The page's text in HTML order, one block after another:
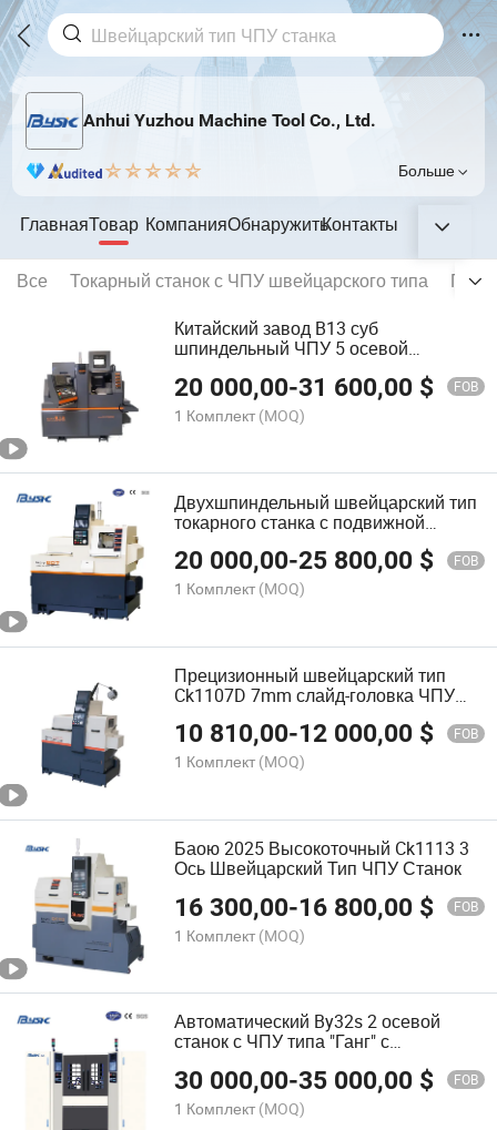
Anhui Yuzhou Machine Tool Co., Ltd.
Больше
ГлавнаяТовар КомпанияОбнаружитьКонтакты
Все Токарный станок с ЧПУ швейцарского типа
Китайский завод B13 суб
шпиндельный ЧПУ 5 осевой
20 000,00-31 600,00 $ FOB
1 Комплект (MOQ)
Двухшпиндельный швейцарский тип
токарного станка с подвижной
подшипником типа суб шпиндель
20 000,00-25 800,00 $ FOB
1 Комплект (MOQ)
Прецизионный швейцарский тип
Ck1107D 7mm слайд-головка ЧПУ
10 810,00-12 000,00 $ FOB
1 Комплект (MOQ)
Баою 2025 Высокоточный Ck1113 3
Ось Швейцарский Тип ЧПУ Станок
16 300,00-16 800,00 $ FOB
1 Комплект (MOQ)
Автоматический By32s 2 осевой
станок с ЧПУ типа "Ганг" с
функциями токарной обработки,
фрезерования и сверления
30 000,00-35 000,00 $ FOB
1 Комплект (MOQ)